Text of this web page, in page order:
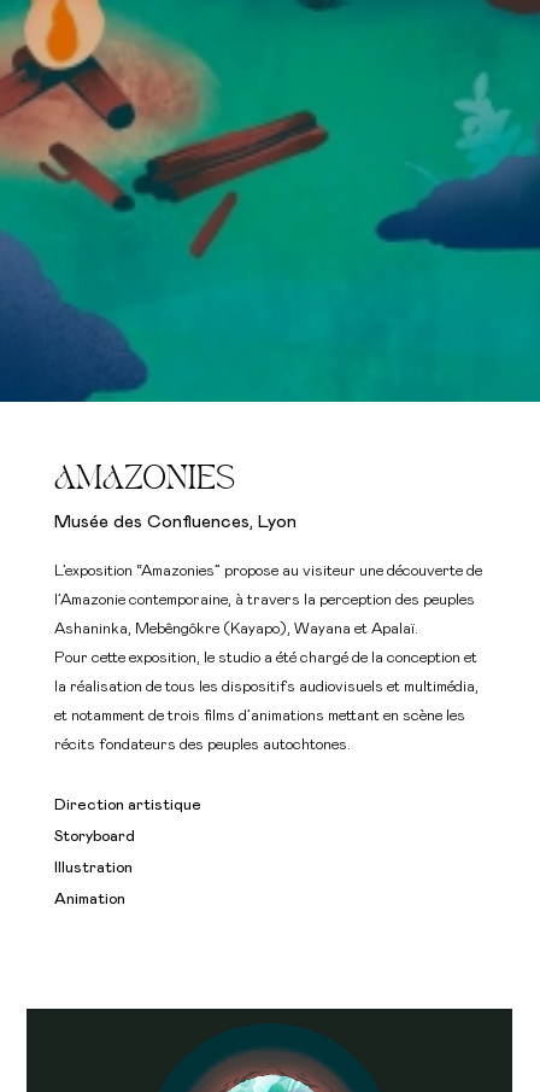
Direction artistique
Storyboard
Illustration
Animation
AMAZONIES
Musée des Confluences, Lyon
L’exposition “Amazonies” propose au visiteur une découverte de
l’Amazonie contemporaine, à travers la perception des peuples
Ashaninka, Mebêngôkre (Kayapo), Wayana et Apalaï.
Pour cette exposition, le studio a été chargé de la conception et
la réalisation de tous les dispositifs audiovisuels et multimédia,
et notamment de trois films d’animations mettant en scène les
récits fondateurs des peuples autochtones.